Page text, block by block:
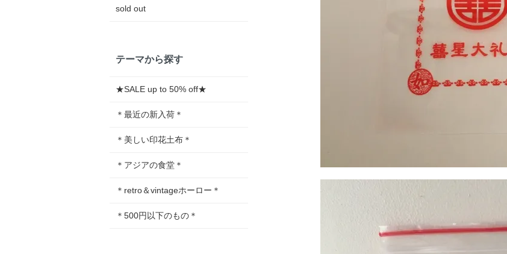
sold out
テーマから探す
★SALE up to 50% off★
＊最近の新入荷＊
＊美しい印花土布＊
＊アジアの食堂＊
＊retro＆vintageホーロー＊
＊500円以下のもの＊